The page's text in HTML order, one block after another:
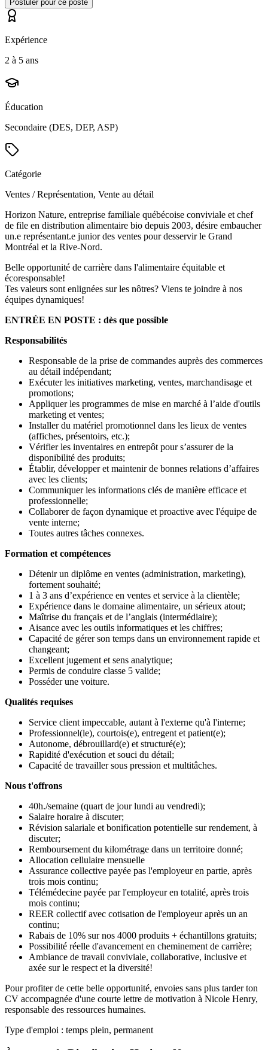
Postuler pour ce poste
Expérience
2 à 5 ans
Éducation
Secondaire (DES, DEP, ASP)
Catégorie
Ventes / Représentation, Vente au détail
Horizon Nature, entreprise familiale québécoise conviviale et chef
de file en distribution alimentaire bio depuis 2003, désire embaucher
un.e représentant.e junior des ventes pour desservir le Grand
Montréal et la Rive-Nord.
Belle opportunité de carrière dans l'alimentaire équitable et
écoresponsable!
Tes valeurs sont enlignées sur les nôtres? Viens te joindre à nos
équipes dynamiques!
ENTRÉE EN POSTE : dès que possible
Responsabilités
Responsable de la prise de commandes auprès des commerces
au détail indépendant;
Exécuter les initiatives marketing, ventes, marchandisage et
promotions;
Appliquer les programmes de mise en marché à l’aide d'outils
marketing et ventes;
Installer du matériel promotionnel dans les lieux de ventes
(affiches, présentoirs, etc.);
Vérifier les inventaires en entrepôt pour s’assurer de la
disponibilité des produits;
Établir, développer et maintenir de bonnes relations d’affaires
avec les clients;
Communiquer les informations clés de manière efficace et
professionnelle;
Collaborer de façon dynamique et proactive avec l'équipe de
vente interne;
Toutes autres tâches connexes.
Formation et compétences
Détenir un diplôme en ventes (administration, marketing),
fortement souhaité;
1 à 3 ans d’expérience en ventes et service à la clientèle;
Expérience dans le domaine alimentaire, un sérieux atout;
Maîtrise du français et de l’anglais (intermédiaire);
Aisance avec les outils informatiques et les chiffres;
Capacité de gérer son temps dans un environnement rapide et
changeant;
Excellent jugement et sens analytique;
Permis de conduire classe 5 valide;
Posséder une voiture.
Qualités requises
Service client impeccable, autant à l'externe qu'à l'interne;
Professionnel(le), courtois(e), entregent et patient(e);
Autonome, débrouillard(e) et structuré(e);
Rapidité d'exécution et souci du détail;
Capacité de travailler sous pression et multitâches.
Nous t'offrons
40h./semaine (quart de jour lundi au vendredi);
Salaire horaire à discuter;
Révision salariale et bonification potentielle sur rendement, à
discuter;
Remboursement du kilométrage dans un territoire donné;
Allocation cellulaire mensuelle
Assurance collective payée pas l'employeur en partie, après
trois mois continu;
Télémédecine payée par l'employeur en totalité, après trois
mois continu;
REER collectif avec cotisation de l'employeur après un an
continu;
Rabais de 10% sur nos 4000 produits + échantillons gratuits;
Possibilité réelle d'avancement en cheminement de carrière;
Ambiance de travail conviviale, collaborative, inclusive et
axée sur le respect et la diversité!
Pour profiter de cette belle opportunité, envoies sans plus tarder ton
CV accompagnée d'une courte lettre de motivation à Nicole Henry,
responsable des ressources humaines.
Type d'emploi : temps plein, permanent